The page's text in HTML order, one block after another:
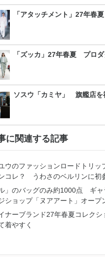
「アタッチメント」27年春
「ズッカ」27年春夏 プロ
ソスウ「カミヤ」 旗艦店
に関連する記事
ウのファッションロードトリッ
コレ？ うわさのベルリンに初
ル」のバッグのみ約1000点 ギ
ショップ「ヌアアート」オープ
ナーブランド27年春夏コレク
着やすく